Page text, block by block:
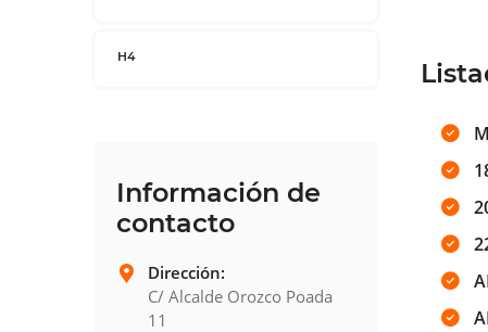
H4
Información de
contacto
Dirección:
C/ Alcalde Orozco Poada
11